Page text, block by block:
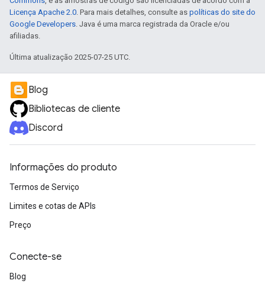
Licença Apache 2.0. Para mais detalhes, consulte as políticas do site do
Google Developers. Java é uma marca registrada da Oracle e/ou
afiliadas.
Última atualização 2025-07-25 UTC.
Blog
Bibliotecas de cliente
Discord
Informações do produto
Termos de Serviço
Limites e cotas de APIs
Preço
Conecte-se
Blog